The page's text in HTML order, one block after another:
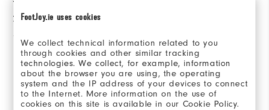
FootJoy.ie uses cookies
We collect technical information related to you
through cookies and other similar tracking
technologies. We collect, for example, information
about the browser you are using, the operating
system and the IP address of your devices to connect
to the Internet. More information on the use of
cookies on this site is available in our Cookie Policy.
2 stjärnor
1 stjärna
79%
av alla tillfrågade skulle
rekommendera detta för en
vän.